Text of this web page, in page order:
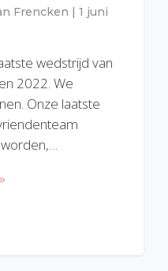
Frencken | 1 juni
wedstrijd van
2022. We
Onze laatste